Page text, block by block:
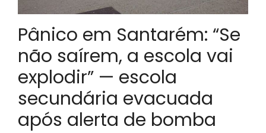
Pânico em Santarém: “Se
não saírem, a escola vai
explodir” — escola
secundária evacuada
após alerta de bomba